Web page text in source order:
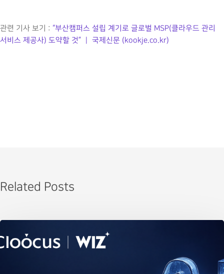
관련 기사 보기 : “부산캠퍼스 설립 계기로 글로벌 MSP(클라우드 관리
서비스 제공사) 도약할 것” ｜ 국제신문 (kookje.co.kr)
Related Posts